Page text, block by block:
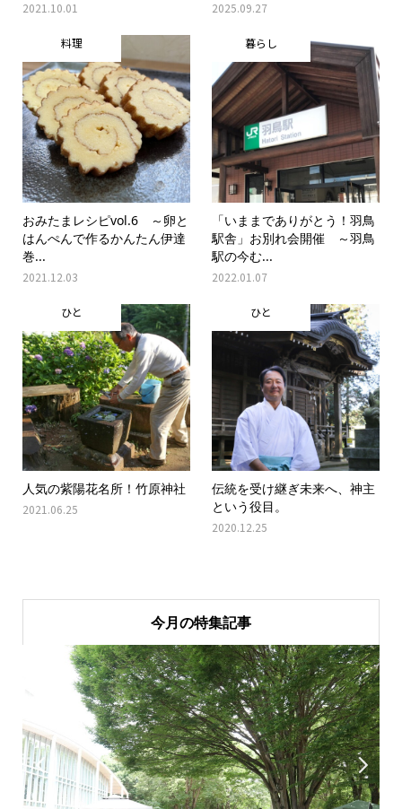
2021.10.01 2025.09.27
料理
おみたまレシピvol.6 ～卵と
はんぺんで作るかんたん伊達
巻...
2021.12.03
暮らし
「いままでありがとう！羽鳥
駅舎」お別れ会開催 ～羽鳥
駅の今む...
2022.01.07
ひと
人気の紫陽花名所！竹原神社
2021.06.25
ひと
伝統を受け継ぎ未来へ、神主
という役目。
2020.12.25
今月の特集記事
 